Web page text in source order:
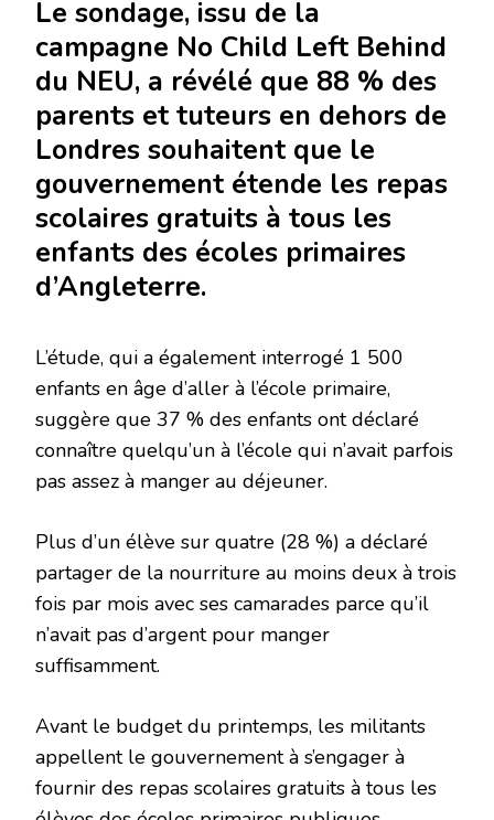
Le sondage, issu de la
campagne No Child Left Behind
du NEU, a révélé que 88 % des
parents et tuteurs en dehors de
Londres souhaitent que le
gouvernement étende les repas
scolaires gratuits à tous les
enfants des écoles primaires
d’Angleterre.
L’étude, qui a également interrogé 1 500
enfants en âge d’aller à l’école primaire,
suggère que 37 % des enfants ont déclaré
connaître quelqu’un à l’école qui n’avait parfois
pas assez à manger au déjeuner.
Plus d’un élève sur quatre (28 %) a déclaré
partager de la nourriture au moins deux à trois
fois par mois avec ses camarades parce qu’il
n’avait pas d’argent pour manger
suffisamment.
Avant le budget du printemps, les militants
appellent le gouvernement à s’engager à
fournir des repas scolaires gratuits à tous les